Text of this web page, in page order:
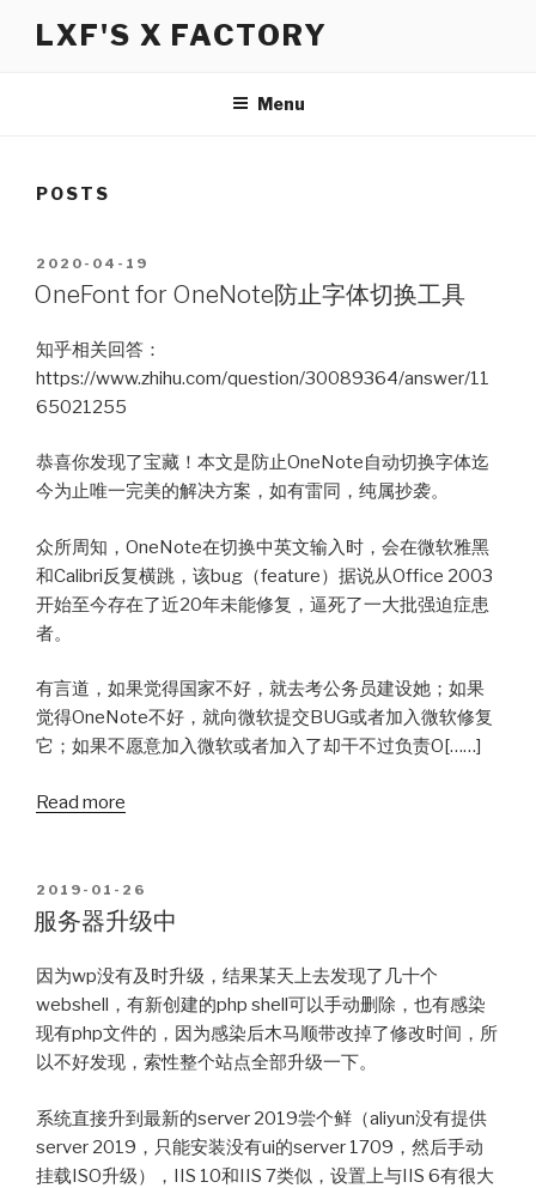
LXF'S X FACTORY
Menu
POSTS
POSTED
ON
2020-04-19
OneFont for OneNote防止字体切换工具
知乎相关回答：
https://www.zhihu.com/question/30089364/answer/11
65021255
恭喜你发现了宝藏！本文是防止OneNote自动切换字体迄
今为止唯一完美的解决方案，如有雷同，纯属抄袭。
众所周知，OneNote在切换中英文输入时，会在微软雅黑
和Calibri反复横跳，该bug（feature）据说从Office 2003
开始至今存在了近20年未能修复，逼死了一大批强迫症患
者。
有言道，如果觉得国家不好，就去考公务员建设她；如果
觉得OneNote不好，就向微软提交BUG或者加入微软修复
它；如果不愿意加入微软或者加入了却干不过负责O[……]
Read more
POSTED
ON
2019-01-26
服务器升级中
因为wp没有及时升级，结果某天上去发现了几十个
webshell，有新创建的php shell可以手动删除，也有感染
现有php文件的，因为感染后木马顺带改掉了修改时间，所
以不好发现，索性整个站点全部升级一下。
系统直接升到最新的server 2019尝个鲜（aliyun没有提供
server 2019，只能安装没有ui的server 1709，然后手动
挂载ISO升级），IIS 10和IIS 7类似，设置上与IIS 6有很大